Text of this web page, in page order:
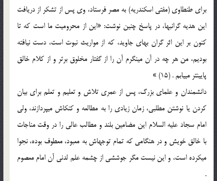
برای طنطاوی (مفتی اسکندریه) به مصر فرستاد، وی پس از تشکر از دریافت
این هدیه گران‏بها، در پاسخ چنین نوشت: «این از محرومیت ما است که تا
کنون بر این اثر گران بهای جاوید، که از مواریث نبوت است، دست نیافته
بودیم، من هر چه در آن می‏نگرم آن را از گفتار مخلوق برتر و از کلام خالق
پایین‏تر می‏یابم . (15) »
دانشمندان و علمای بزرگ، پس از عمری تلاش و تعلیم و تعلم برای بیان
کردن یا نوشتن مطلبی، زمان زیادی را به مطالعه و کنکاش می‏پردازند، ولی
امام سجاد علیه السلام این مضامین بلند و مطالب عالی را در وقت مناجات
با خالق خویش و در هنگامی که تمام توجه‏اش به معبود، معطوف بوده، نجوا
می‏کرده است، و این نیست مگر جوششی از چشمه علم لدنی آن امام معصوم
.